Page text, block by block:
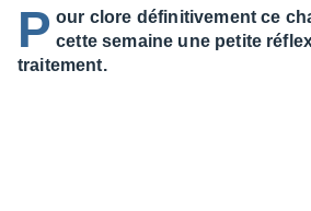
P our clore définitivement ce
cette semaine une petite
traitement.